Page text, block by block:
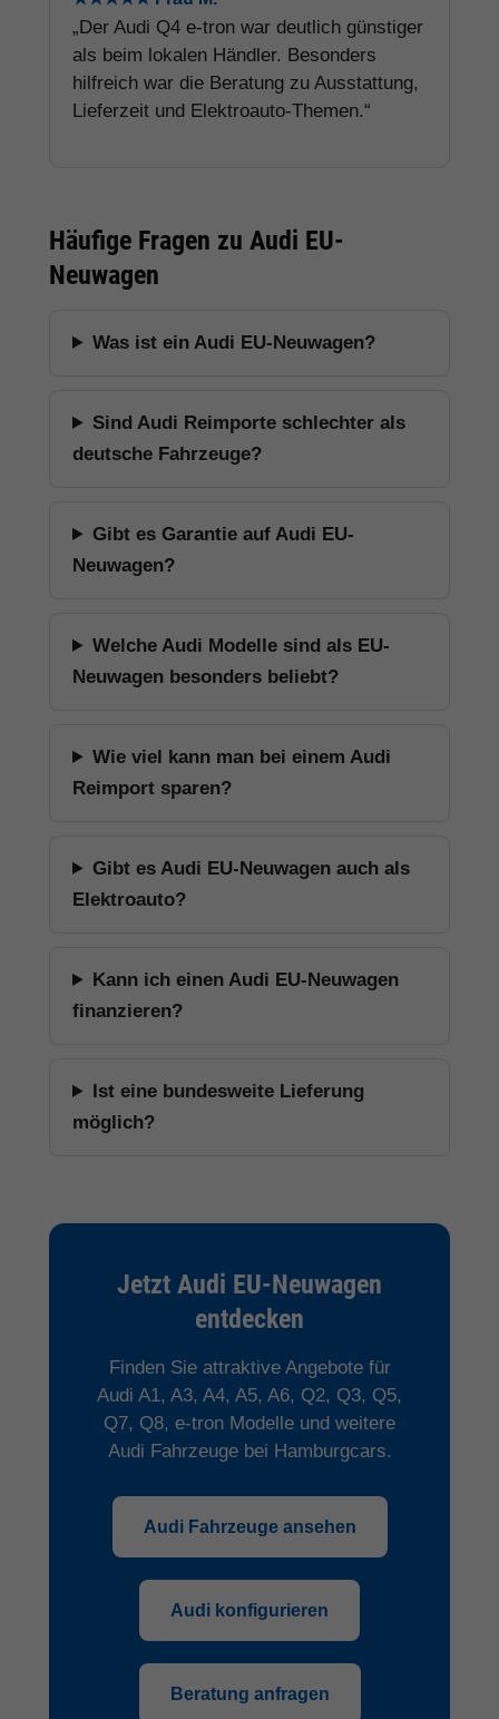
„Der Audi Q4 e-tron war deutlich günstiger
als beim lokalen Händler. Besonders
hilfreich war die Beratung zu Ausstattung,
Lieferzeit und Elektroauto-Themen.“
Häufige Fragen zu Audi EU-
Neuwagen
Was ist ein Audi EU-Neuwagen?
Sind Audi Reimporte schlechter als
deutsche Fahrzeuge?
Gibt es Garantie auf Audi EU-
Neuwagen?
Welche Audi Modelle sind als EU-
Neuwagen besonders beliebt?
Wie viel kann man bei einem Audi
Reimport sparen?
Gibt es Audi EU-Neuwagen auch als
Elektroauto?
Kann ich einen Audi EU-Neuwagen
finanzieren?
Ist eine bundesweite Lieferung
möglich?
Jetzt Audi EU-Neuwagen
entdecken
Finden Sie attraktive Angebote für
Audi A1, A3, A4, A5, A6, Q2, Q3, Q5,
Q7, Q8, e-tron Modelle und weitere
Audi Fahrzeuge bei Hamburgcars.
Audi Fahrzeuge ansehen
Audi konfigurieren
Beratung anfragen